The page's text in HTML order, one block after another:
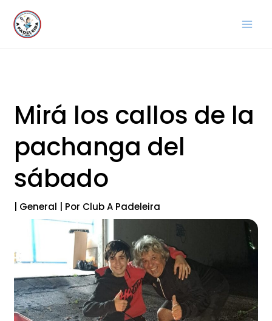
contenido
Mirá los callos de la
pachanga del
sábado
| General | Por Club A Padeleira